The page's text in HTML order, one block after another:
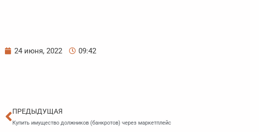
24 июня, 2022 09:42
Пред
ПРЕДЫДУЩАЯ
Купить имущество должников (банкротов) через маркетплейс